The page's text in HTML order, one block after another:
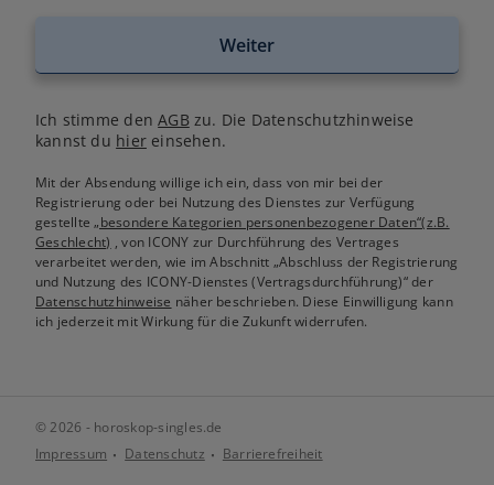
Weiter
Ich stimme denAGB zu. Die Datenschutzhinweise
kannst du hiereinsehen.
Mit der Absendung willige ich ein, dass von mir bei der
Registrierung oder bei Nutzung des Dienstes zur Verfügung
gestellte„besondere Kategorien personenbezogener Daten“(z.B.
Geschlecht) , von ICONY zur Durchführung des Vertrages
verarbeitet werden, wie im Abschnitt „Abschluss der Registrierung
und Nutzung des ICONY-Dienstes (Vertragsdurchführung)“ der
Datenschutzhinweise näher beschrieben. Diese Einwilligung kann
ich jederzeit mit Wirkung für die Zukunft widerrufen.
© 2026 - horoskop-singles.de
Impressum
Datenschutz Barrierefreiheit